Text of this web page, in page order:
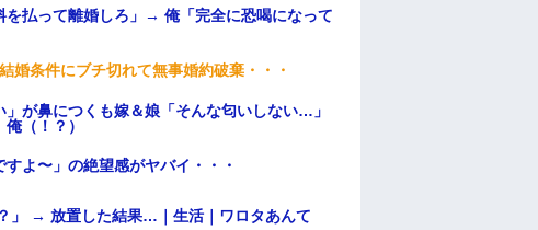
払って離婚しろ」→ 俺「完全に恐喝になって
婚条件にブチ切れて無事婚約破棄・・・
が鼻につくも嫁＆娘「そんな匂いしない…」
（！？）
よ〜」の絶望感がヤバイ・・・
」 → 放置した結果…｜生活｜ワロタあんて